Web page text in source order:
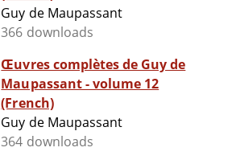
Guy de Maupassant
366 downloads
Œuvres complètes de Guy de
Maupassant - volume 12
(French)
Guy de Maupassant
364 downloads